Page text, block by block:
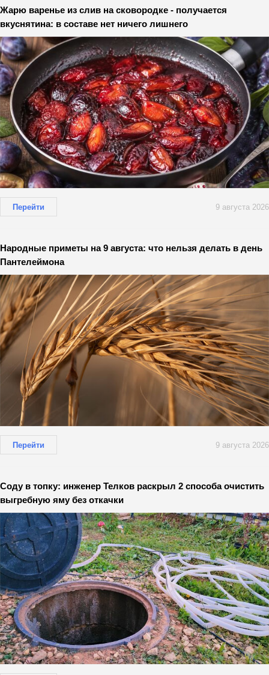
Жарю варенье из слив на сковородке - получается
вкуснятина: в составе нет ничего лишнего
Перейти 9 августа 2026
Народные приметы на 9 августа: что нельзя делать в день
Пантелеймона
Перейти 9 августа 2026
Соду в топку: инженер Телков раскрыл 2 способа очистить
выгребную яму без откачки